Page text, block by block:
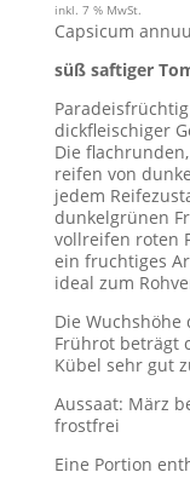
inkl. 7 % MwSt.
Capsicum
süß saftiger
dickfleischiger
Die
reifen von
jedem
dunkelgrünen
vollreifen roten
ein fruchtiges
ideal zum
Die
Frührot beträgt
Kübel sehr gut
Aussaat: März
frostfrei
Eine Portion